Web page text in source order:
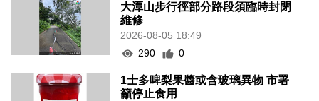
大潭山步行徑部分路段須臨時封閉
維修
2026-08-05 18:49
290
0
1士多啤梨果醬或含玻璃異物 市署
籲停止食用